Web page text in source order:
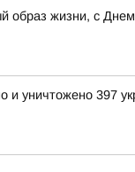
образ жизни, с
уничтожено 397